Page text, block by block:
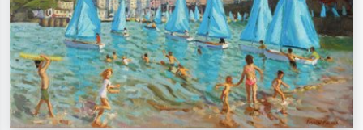
Hokusai, Akt.
Baum.